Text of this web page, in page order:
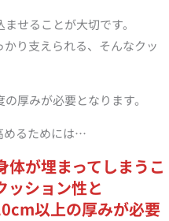
せることが大切です。
り支えられる、そんなクッ
厚みが必要となります。
めるためには…
が埋まってしまうこ
ッション性と
以上の厚みが必要